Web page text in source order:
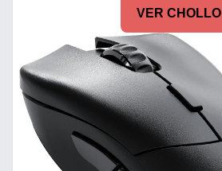
VER CHOLLO